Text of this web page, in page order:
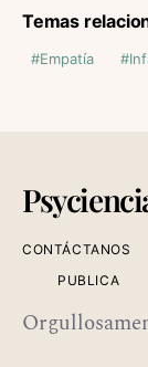
Temas
Empatía
CONTÁCTANOS
PUBLICA